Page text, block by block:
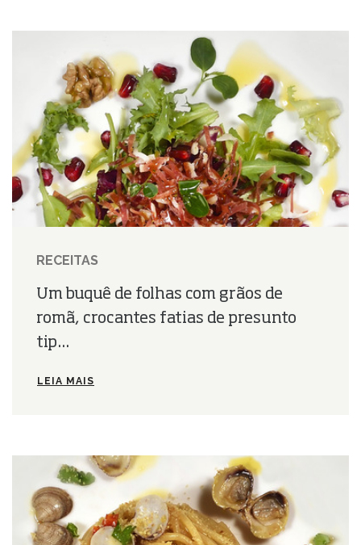
RECEITAS
Um buquê de folhas com grãos de
romã, crocantes fatias de presunto
tip...
LEIA MAIS